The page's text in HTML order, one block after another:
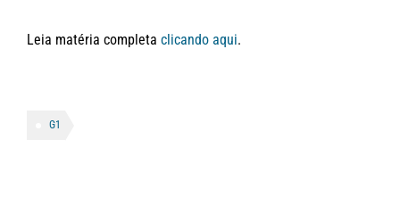
Leia matéria completa clicando aqui.
G1